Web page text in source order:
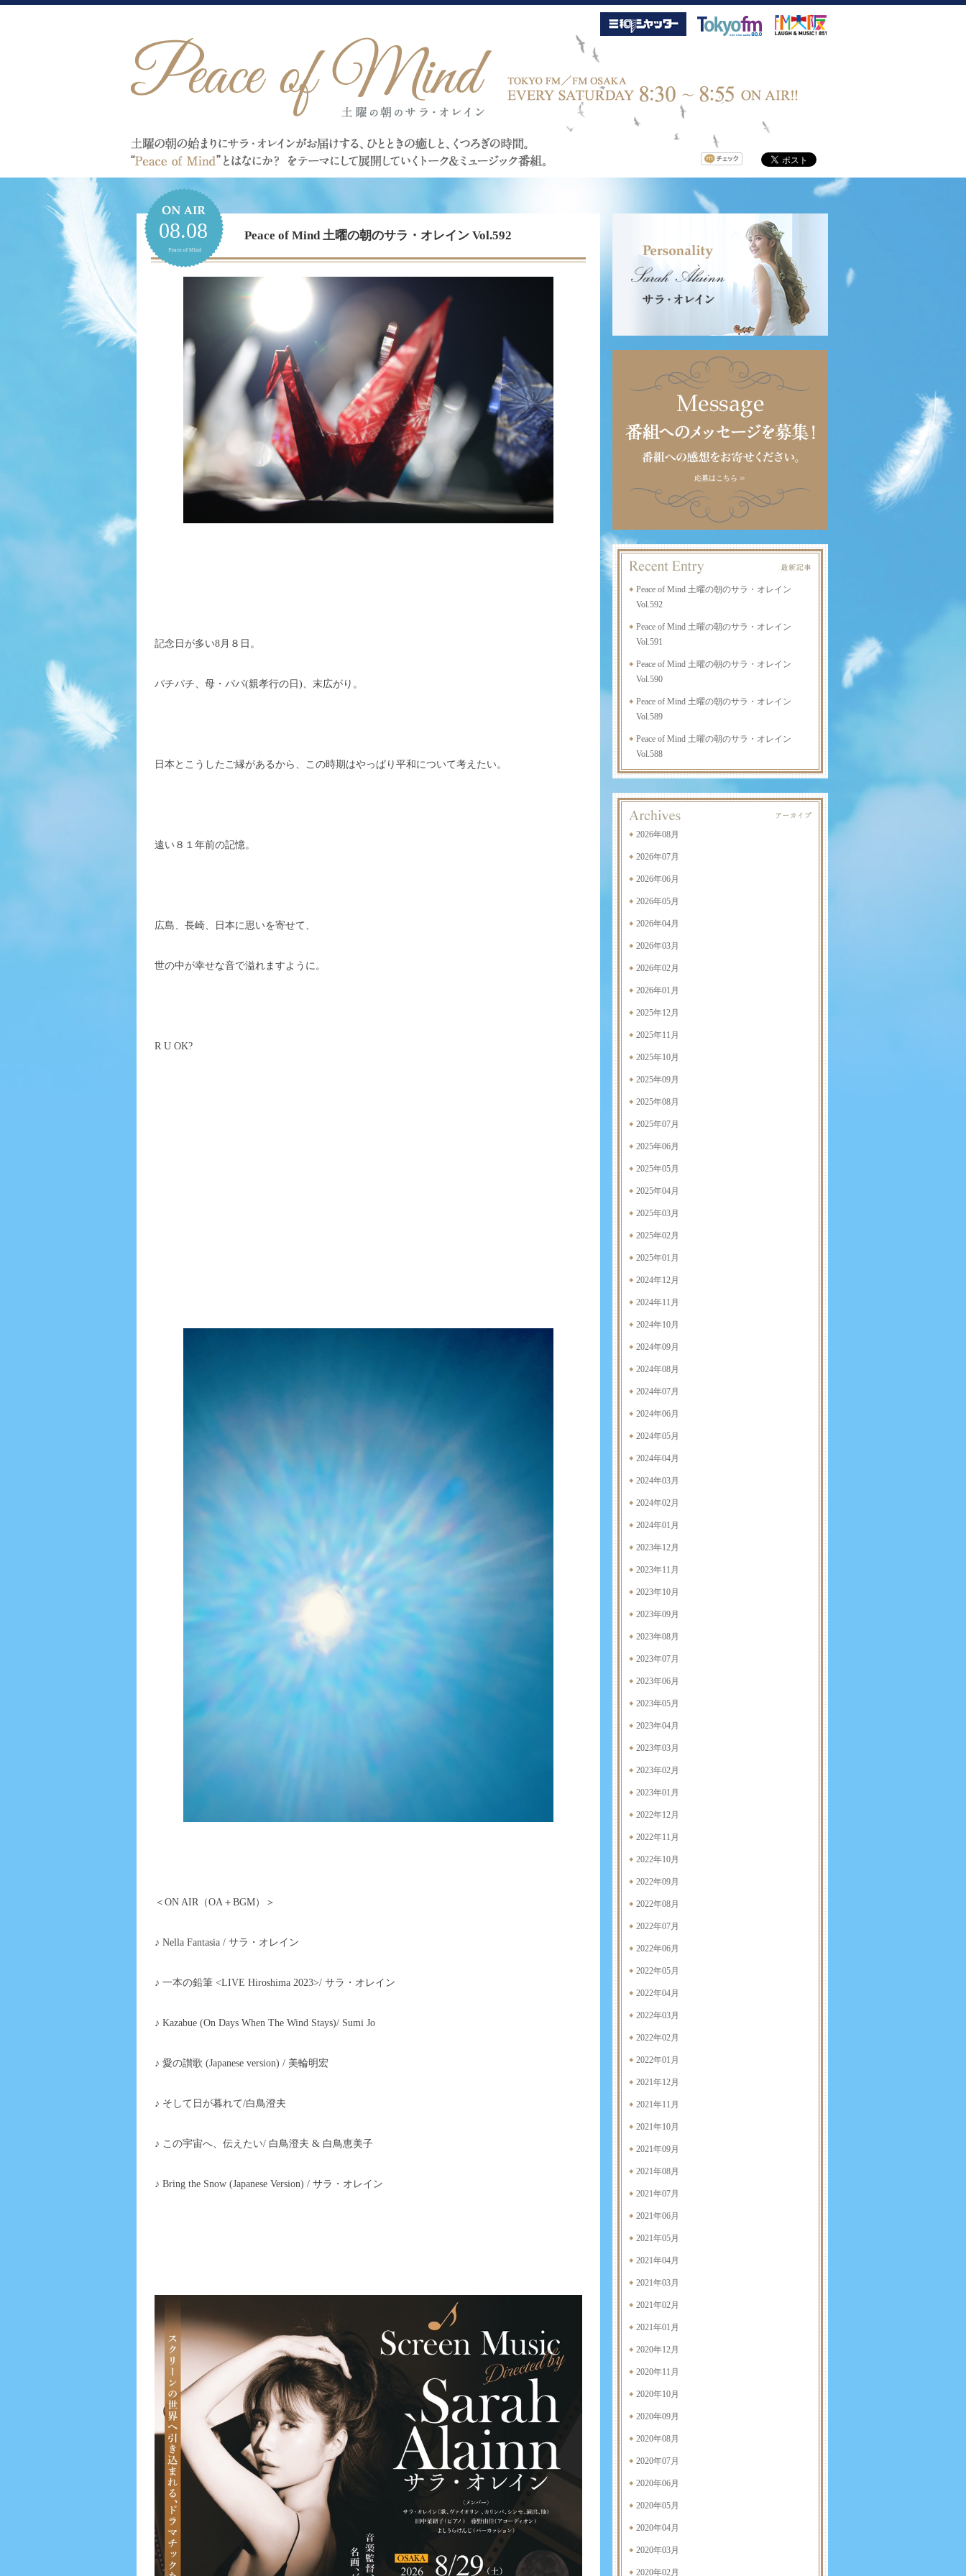
08.08 Peace of Mind 土曜の朝のサラ・オレイン Vol.592
記念日が多い8月８日。
パチパチ、母・パパ(親孝行の日)、末広がり。
日本とこうしたご縁があるから、この時期はやっぱり平和について考えたい。
遠い８１年前の記憶。
広島、長崎、日本に思いを寄せて、
世の中が幸せな音で溢れますように。
R U OK?
＜ON AIR（OA＋BGM）＞
♪ Nella Fantasia / サラ・オレイン
♪ 一本の鉛筆 <LIVE Hiroshima 2023>/ サラ・オレイン
♪ Kazabue (On Days When The Wind Stays)/ Sumi Jo
♪ 愛の讃歌 (Japanese version) / 美輪明宏
♪ そして日が暮れて/白鳥澄夫
♪ この宇宙へ、伝えたい/ 白鳥澄夫 & 白鳥恵美子
♪ Bring the Snow (Japanese Version) / サラ・オレイン
Peace of Mind 土曜の朝のサラ・オレイン
Vol.592
Peace of Mind 土曜の朝のサラ・オレイン
Vol.591
Peace of Mind 土曜の朝のサラ・オレイン
Vol.590
Peace of Mind 土曜の朝のサラ・オレイン
Vol.589
Peace of Mind 土曜の朝のサラ・オレイン
Vol.588
2026年08月
2026年07月
2026年06月
2026年05月
2026年04月
2026年03月
2026年02月
2026年01月
2025年12月
2025年11月
2025年10月
2025年09月
2025年08月
2025年07月
2025年06月
2025年05月
2025年04月
2025年03月
2025年02月
2025年01月
2024年12月
2024年11月
2024年10月
2024年09月
2024年08月
2024年07月
2024年06月
2024年05月
2024年04月
2024年03月
2024年02月
2024年01月
2023年12月
2023年11月
2023年10月
2023年09月
2023年08月
2023年07月
2023年06月
2023年05月
2023年04月
2023年03月
2023年02月
2023年01月
2022年12月
2022年11月
2022年10月
2022年09月
2022年08月
2022年07月
2022年06月
2022年05月
2022年04月
2022年03月
2022年02月
2022年01月
2021年12月
2021年11月
2021年10月
2021年09月
2021年08月
2021年07月
2021年06月
2021年05月
2021年04月
2021年03月
2021年02月
2021年01月
2020年12月
2020年11月
2020年10月
2020年09月
2020年08月
2020年07月
2020年06月
2020年05月
2020年04月
2020年03月
2020年02月